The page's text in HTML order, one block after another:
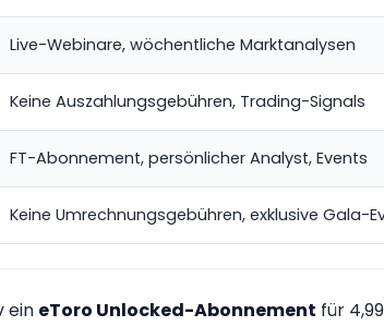
Live-Webinare, wöchentliche Marktanalysen
Keine Auszahlungsgebühren, Trading-Signals
FT-Abonnement, persönlicher Analyst, Events
Keine Umrechnungsgebühren, exklusive Gala-
ein eToro Unlocked-Abonnement für